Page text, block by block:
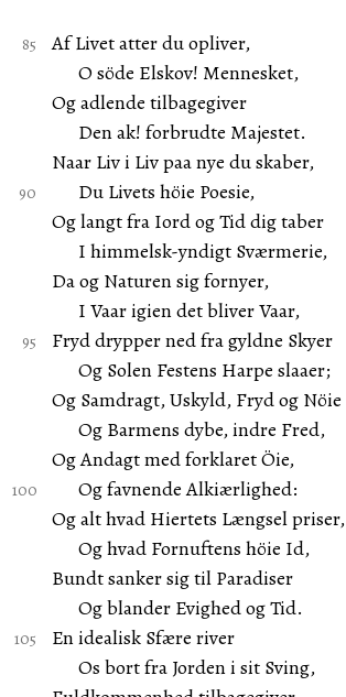
Af Livet atter du opliver,
O söde Elskov! Mennesket,
Og adlende tilbagegiver
Den ak! forbrudte Majestet.
Naar Liv i Liv paa nye du skaber,
Du Livets höie Poesie,
Og langt fra Iord og Tid dig taber
I himmelsk-yndigt Sværmerie,
Da og Naturen sig fornyer,
I Vaar igien det bliver Vaar,
Fryd drypper ned fra gyldne Skyer
Og Solen Festens Harpe slaaer;
Og Samdragt, Uskyld, Fryd og Nöie
Og Barmens dybe, indre Fred,
Og Andagt med forklaret Öie,
Og favnende Alkiærlighed:
Og alt hvad Hiertets Længsel priser,
Og hvad Fornuftens höie Id,
Bundt sanker sig til Paradiser
Og blander Evighed og Tid.
En idealisk Sfære river
Os bort fra Jorden i sit Sving,